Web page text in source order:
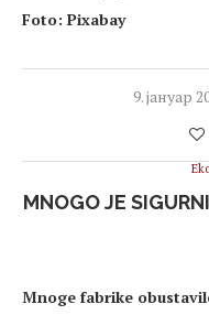
Foto: Pixabay
9. јануар
MNOGO JE
Mnoge fabrike